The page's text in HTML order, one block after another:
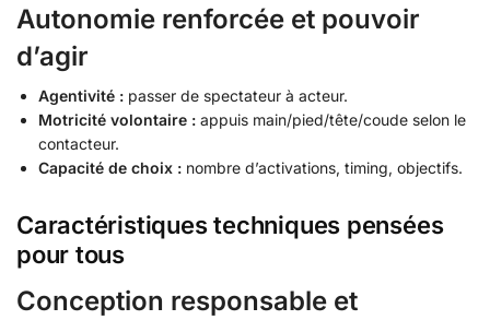
Autonomie renforcée et pouvoir
d’agir
Agentivité : passer de spectateur à acteur.
Motricité volontaire : appuis main/pied/tête/coude selon le
contacteur.
Capacité de choix : nombre d’activations, timing, objectifs.
Caractéristiques techniques pensées
pour tous
Conception responsable et